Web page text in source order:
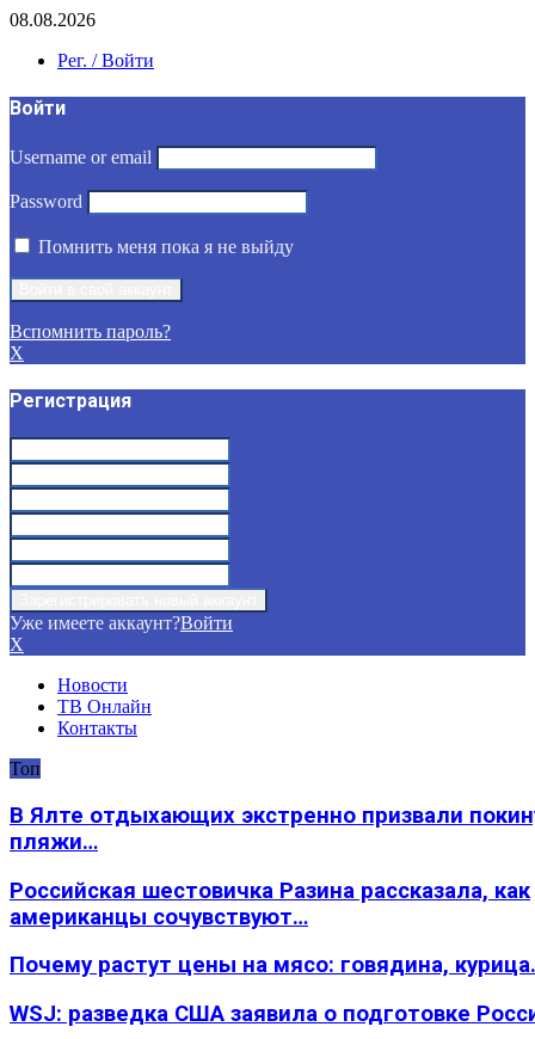
08.08.2026
Рег. / Войти
Войти
Username or email
Password
Помнить меня пока я не выйду
Вспомнить пароль?
X
Регистрация
Уже имеете аккаунт?Войти
X
Новости
ТВ Онлайн
Контакты
Топ
В Ялте отдыхающих экстренно призвали
пляжи…
Российская шестовичка Разина рассказала, как
американцы сочувствуют…
Почему растут цены на мясо: говядина,
WSJ: разведка США заявила о подготовке